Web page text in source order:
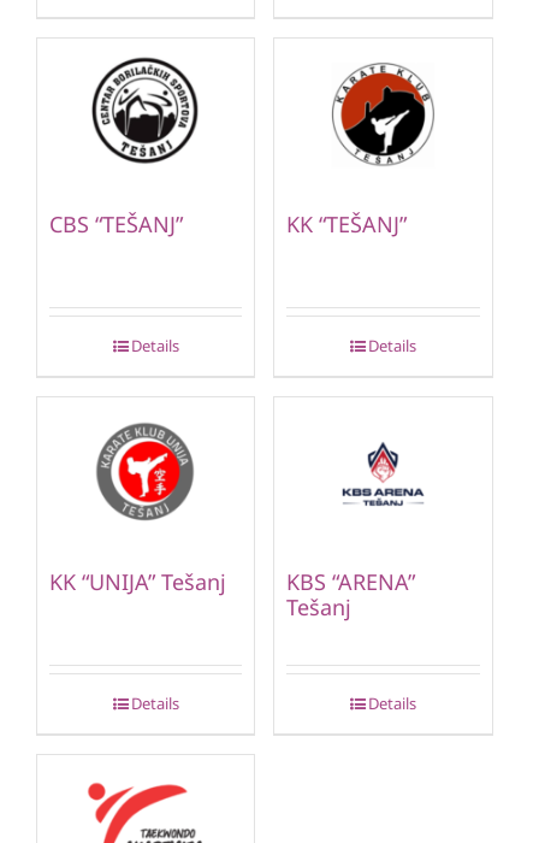
CBS “TEŠANJ”
Details
KK “TEŠANJ”
Details
KK “UNIJA” Tešanj
Details
KBS “ARENA”
Tešanj
Details